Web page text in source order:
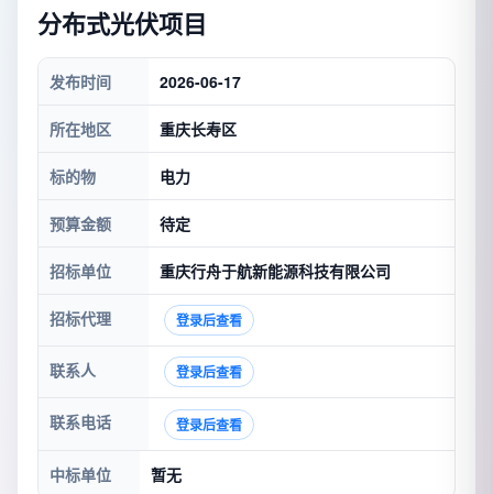
分布式光伏项目
发布时间 2026-06-17
所在地区 重庆长寿区
标的物 电力
预算金额 待定
招标单位 重庆行舟于航新能源科技有限公司
招标代理 登录后查看
联系人 登录后查看
联系电话 登录后查看
中标单位 暂无